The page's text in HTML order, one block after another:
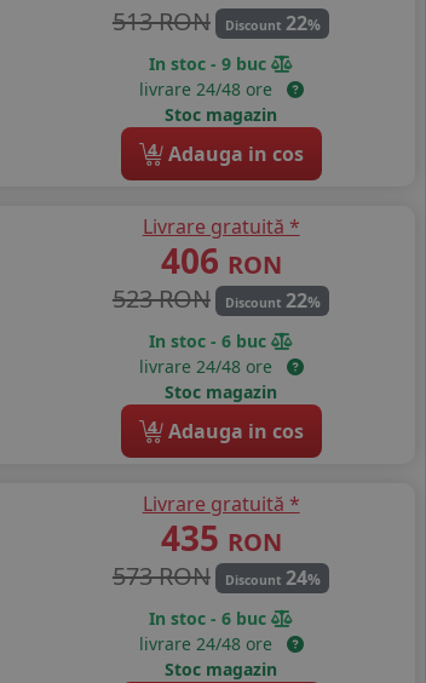
513 RON
Discount 22%
In stoc - 9 buc
livrare 24/48 ore
Stoc magazin
4 Adauga in cos
Livrare gratuită *
406 RON
523 RON
Discount 22%
In stoc - 6 buc
livrare 24/48 ore
Stoc magazin
4 Adauga in cos
Livrare gratuită *
435 RON
573 RON
Discount 24%
In stoc - 6 buc
livrare 24/48 ore
Stoc magazin